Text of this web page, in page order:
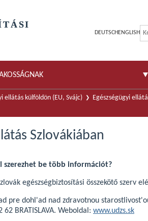
DEUTSCH ENGLISH
ellátás külföldön (EU, Svájc)
Egészségügyi
Szlovákiában
szerezhet be több információt?
egészségbiztosítási összekötő szerv
pre dohl'ad nad zdravotnou
62 BRATISLAVA. Weboldal: www.udzs.sk